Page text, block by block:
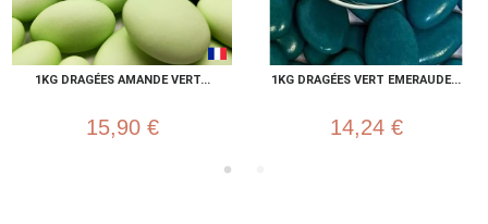
1KG DRAGÉES AMANDE VERT...
15,90 €
1KG DRAGÉES VERT EMERAUDE...
14,24 €